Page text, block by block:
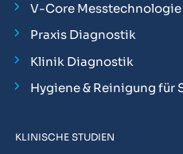
V-Core Messtechnologie
Praxis Diagnostik
Klinik Diagnostik
Hygiene & Reinigung für
KLINISCHE STUDIEN